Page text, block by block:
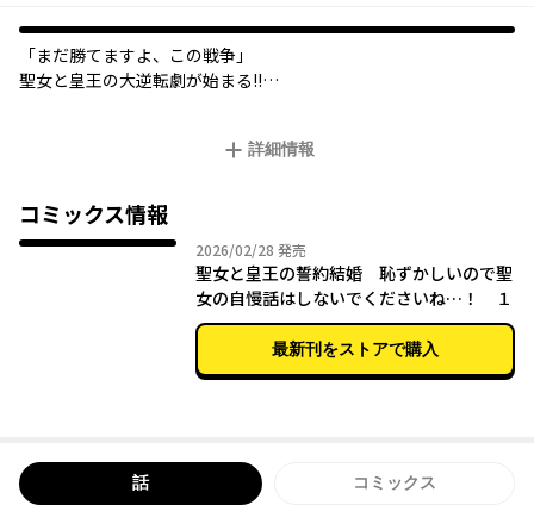
「まだ勝てますよ、この戦争」
聖女と皇王の大逆転劇が始まる!!
は、敗戦間近なイゼルタ皇国の新たな皇王ルキノと結婚すること
詳細情報
コミックス情報
2026/02/28 2026年02月28日
発売
聖女と皇王の誓約結婚 恥ずかしいので聖
女の自慢話はしないでくださいね…！ １
最新刊をストアで購入
話 コミックス